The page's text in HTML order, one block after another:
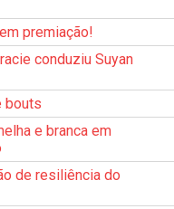
premiação!
conduziu Suyan
bouts
e branca em
de resiliência do